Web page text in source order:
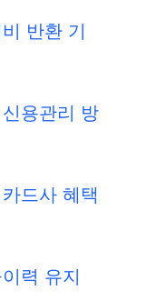
반환 기
용관리 방
드사 혜택
력 유지